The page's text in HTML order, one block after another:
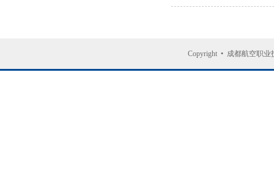
Copyright • 成都航空职业